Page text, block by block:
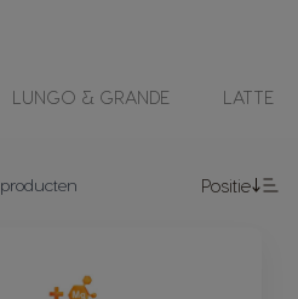
LUNGO & GRANDE LATTE
producten
Positie